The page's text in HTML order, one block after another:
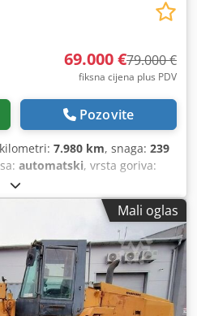
69.000 €79.000 €
fiksna cijena plus PDV
Pozovite
7.980 km, snaga: 239
automatski, vrsta goriva:
uređaj,
Mali oglas